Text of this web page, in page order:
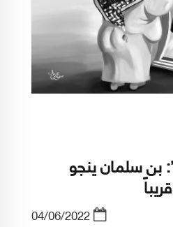
سلمان ينجو
04/06/2022